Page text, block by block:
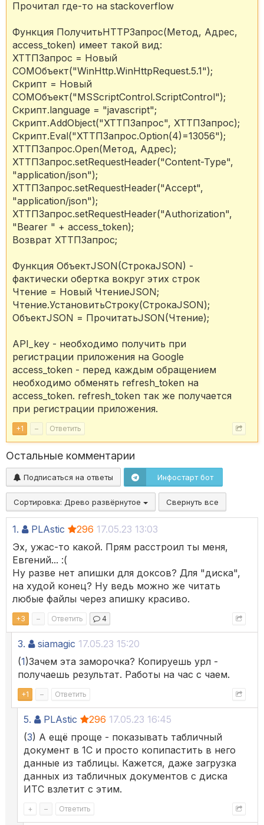
Прочитал где-то на stackoverflow
Функция ПолучитьHTTPЗапрос(Метод, Адрес,
access_token) имеет такой вид:
ХТТПЗапрос = Новый
COMОбъект("WinHttp.WinHttpRequest.5.1");
Скрипт = Новый
COMОбъект("MSScriptControl.ScriptControl");
Скрипт.language = "javascript";
Скрипт.AddObject("ХТТПЗапрос", ХТТПЗапрос);
Скрипт.Eval("ХТТПЗапрос.Option(4)=13056");
ХТТПЗапрос.Open(Метод, Адрес);
ХТТПЗапрос.setRequestHeader("Content-Type",
"application/json");
ХТТПЗапрос.setRequestHeader("Accept",
"application/json");
ХТТПЗапрос.setRequestHeader("Authorization",
"Bearer " + access_token);
Возврат ХТТПЗапрос;
Функция ОбъектJSON(СтрокаJSON) -
фактически обертка вокруг этих строк
Чтение = Новый ЧтениеJSON;
Чтение.УстановитьСтроку(СтрокаJSON);
ОбъектJSON = ПрочитатьJSON(Чтение);
API_key - необходимо получить при
регистрации приложения на Google
access_token - перед каждым обращением
необходимо обменять refresh_token на
access_token. refresh_token так же получается
при регистрации приложения.
+1 – Ответить
Остальные комментарии
Подписаться на ответы Инфостарт бот
Сортировка: Древо развёрнутое Свернуть все
1. PLAstic 296 17.05.23 13:03
Эх, ужас-то какой. Прям расстроил ты меня,
Евгений... :(
Ну разве нет апишки для доксов? Для "диска",
на худой конец? Ну ведь можно же читать
любые файлы через апишку красиво.
+3 – Ответить 4
3. siamagic 17.05.23 15:20
(1)Зачем эта заморочка? Копируешь урл -
получаешь результат. Работы на час с чаем.
+1 – Ответить
5. PLAstic 296 17.05.23 16:45
(3) А ещё проще - показывать табличный
документ в 1С и просто копипастить в него
данные из таблицы. Кажется, даже загрузка
данных из табличных документов с диска
ИТС взлетит с этим.
+ – Ответить